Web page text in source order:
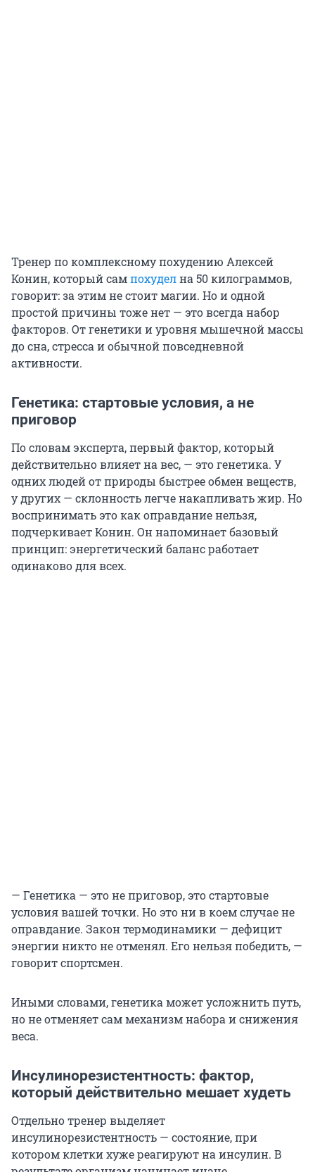
Тренер по комплексному похудению Алексей
Конин, который сампохуделна 50 килограммов,
говорит: за этим не стоит магии. Но и одной
простой причины тоже нет — это всегда набор
факторов. От генетики и уровня мышечной массы
до сна, стресса и обычной повседневной
активности.
Генетика: стартовые условия, а не
приговор
По словам эксперта, первый фактор, который
действительно влияет на вес, — это генетика. У
одних людей от природы быстрее обмен веществ,
у других — склонность легче накапливать жир. Но
воспринимать это как оправдание нельзя,
подчеркивает Конин. Он напоминает базовый
принцип: энергетический баланс работает
одинаково для всех.
— Генетика — это не приговор, это стартовые
условия вашей точки. Но это ни в коем случае не
оправдание. Закон термодинамики — дефицит
энергии никто не отменял. Его нельзя победить, —
говорит спортсмен.
Иными словами, генетика может усложнить путь,
но не отменяет сам механизм набора и снижения
веса.
Инсулинорезистентность: фактор,
который действительно мешает худеть
Отдельно тренер выделяет
инсулинорезистентность — состояние, при
котором клетки хуже реагируют на инсулин. В